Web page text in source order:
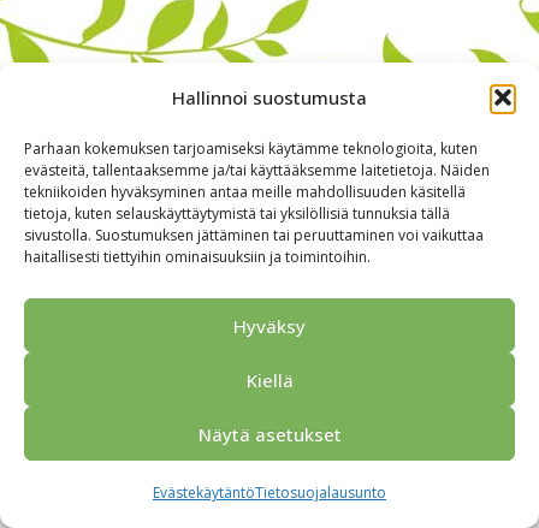
Hallinnoi suostumusta
Parhaan kokemuksen tarjoamiseksi käytämme teknologioita, kuten
evästeitä, tallentaaksemme ja/tai käyttääksemme laitetietoja. Näiden
tekniikoiden hyväksyminen antaa meille mahdollisuuden käsitellä
tietoja, kuten selauskäyttäytymistä tai yksilöllisiä tunnuksia tällä
sivustolla. Suostumuksen jättäminen tai peruuttaminen voi vaikuttaa
haitallisesti tiettyihin ominaisuuksiin ja toimintoihin.
Hyväksy
Kiellä
Näytä asetukset
EvästekäytäntöTietosuojalausunto
Alkuun Ryhmille Kokous & Ohjelmat
Yhteistyökumppanit
Tarjouspyyntö
Anna palautetta
Tietosuojaseloste
© 2026 Porvoo Tours - matkanjärjestäjä / FPW